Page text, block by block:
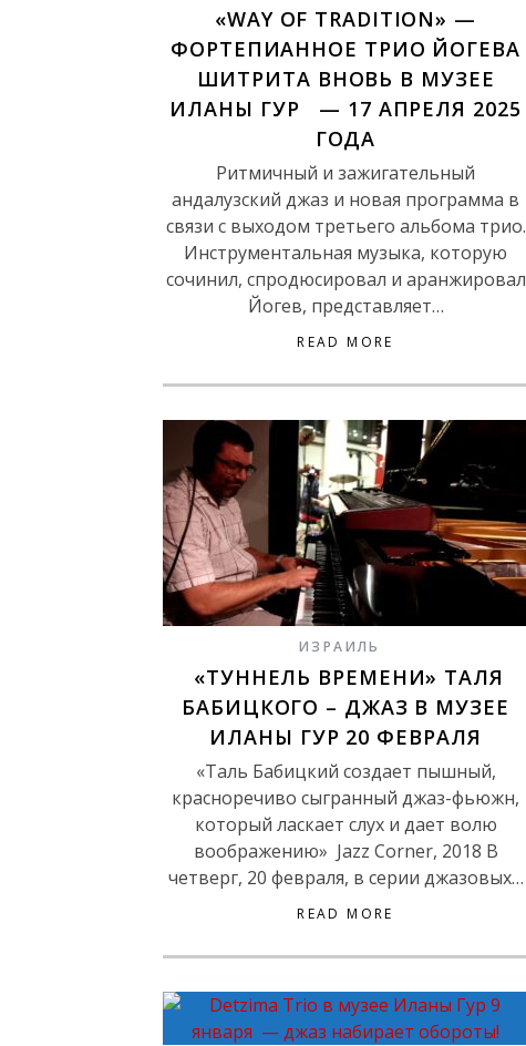
«WAY OF TRADITION» —
ФОРТЕПИАННОЕ ТРИО ЙОГЕВА
ШИТРИТА ВНОВЬ В МУЗЕЕ
ИЛАНЫ ГУР — 17 АПРЕЛЯ 2025
ГОДА
Ритмичный и зажигательный
андалузский джаз и новая программа в
связи с выходом третьего альбома трио.
Инструментальная музыка, которую
сочинил, спродюсировал и аранжировал
Йогев, представляет…
READ MORE
ИЗРАИЛЬ
«ТУННЕЛЬ ВРЕМЕНИ» ТАЛЯ
БАБИЦКОГО – ДЖАЗ В МУЗЕЕ
ИЛАНЫ ГУР 20 ФЕВРАЛЯ
«Таль Бабицкий создает пышный,
красноречиво сыгранный джаз-фьюжн,
который ласкает слух и дает волю
воображению» Jazz Corner, 2018 В
четверг, 20 февраля, в серии джазовых…
READ MORE